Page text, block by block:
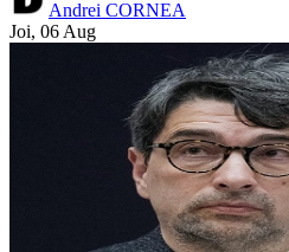
Andrei CORNEA
Joi, 06 Aug